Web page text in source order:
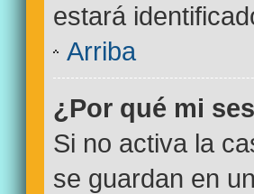
estará
Arriba
¿Por qué mi
Si no activa la
se guardan en